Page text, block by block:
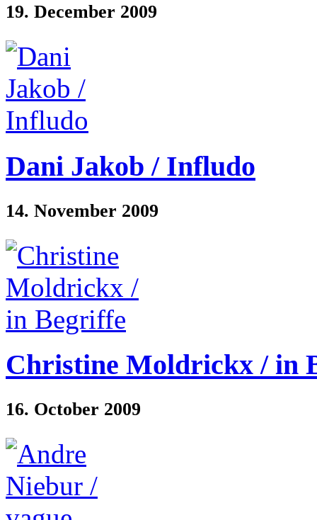
19. December 2009
Dani Jakob / Infludo
14. November 2009
Christine Moldrickx / in
16. October 2009